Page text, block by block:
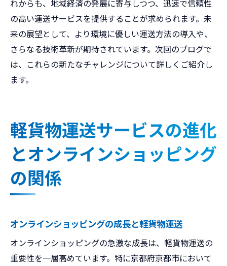
れからも、地域経済の発展に寄与しつつ、迅速で信頼性
の高い運送サービスを提供することが求められます。未
来の展望として、より環境に優しい運送方法の導入や、
さらなる技術革新が期待されています。次回のブログで
は、これらの新たなチャレンジについて詳しくご紹介し
ます。
軽貨物運送サービスの進化
とオンラインショッピング
の関係
オンラインショッピングの成長と軽貨物運送
オンラインショッピングの急激な成長は、軽貨物運送の
重要性を一層高めています。特に京都府京都市において